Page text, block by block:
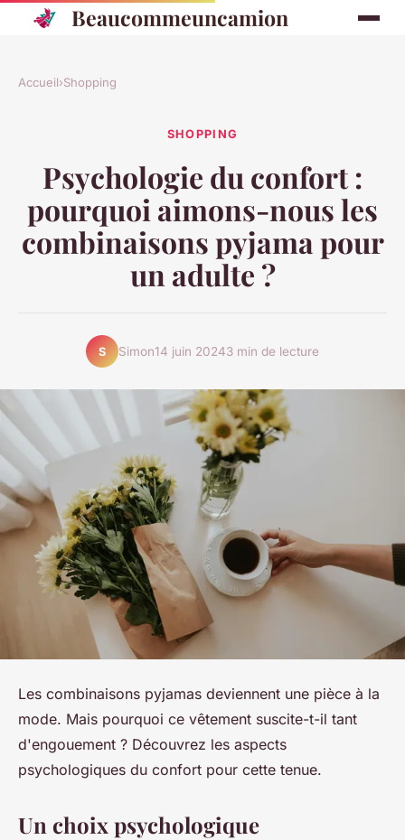
Beaucommeuncamion
Accueil›Shopping
SHOPPING
Psychologie du confort :
pourquoi aimons-nous les
combinaisons pyjama pour
un adulte ?
S Simon14 juin 20243 min de lecture
Les combinaisons pyjamas deviennent une pièce à la
mode. Mais pourquoi ce vêtement suscite-t-il tant
d'engouement ? Découvrez les aspects
psychologiques du confort pour cette tenue.
Un choix psychologique